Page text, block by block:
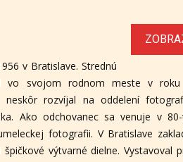
v Bratislave. Strednú
vo svojom rodnom meste v
rozvíjal na oddelení
Ako odchovanec sa venuje v
fotografii. V Bratislave
výtvarné dielne. Vystavoval